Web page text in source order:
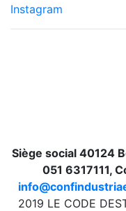
Instagram
Siège social 40124
051 6317111,
2019 LE CODE